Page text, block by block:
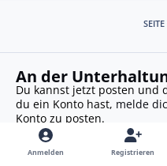
An der
Du kannst jetzt posten und
du ein Konto hast, melde
Konto zu posten.
Anmelden Registrieren